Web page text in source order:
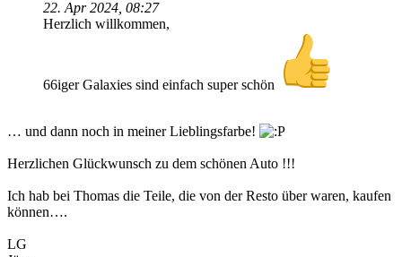
22. Apr 2024, 08:27
Herzlich willkommen,
66iger Galaxies sind einfach super schön
… und dann noch in meiner Lieblingsfarbe!
Herzlichen Glückwunsch zu dem schönen Auto !!!
Ich hab bei Thomas die Teile, die von der Resto über waren, kaufen
können….
LG